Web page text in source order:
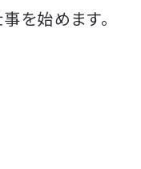
を始めます。